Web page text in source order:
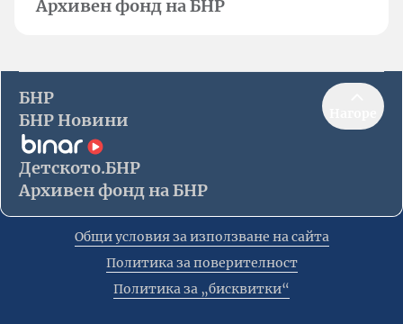
Архивен фонд на БНР
БНР
БНР Новини
Детското.БНР
Архивен фонд на БНР
Общи условия за използване на сайта
Политика за поверителност
Политика за „бисквитки“